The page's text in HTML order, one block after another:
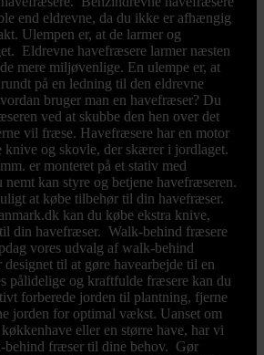
end eldrevne, da du ikke er afhængig
Ulempen er, at de larmer og
Eldrevne havefræsere larmer næsten
mere miljøvenlige. En ulempe er, at
på en ledning til den eldrevne
bruger man en havefræser? Du
ved at skubbe den hen over det
vil fræse. Havefræsere har en motor
knive og skovle, der skærer i jordlaget.
er monteret på et stativ med
nemt kan styre og betjene havefræseren.
at købe tilbehør til din havefræser.
kan du købe ekstra knive,
din havefræser. Walk-behind fræsere
vores udvalg af walk-behind
designet til at gøre havearbejde til en
pålidelige og kraftfulde fræsere kan du
forberede jorden til plantning, fjerne
jorden for optimal vækst. Uanset om
eller en større have, har vi
behind fræser til dine behov. Gør